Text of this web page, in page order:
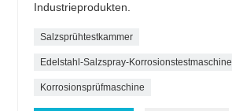
Industrieprodukten.
Salzsprühtestkammer
Edelstahl-Salzspray-Korrosionstestmaschine
Korrosionsprüfmaschine